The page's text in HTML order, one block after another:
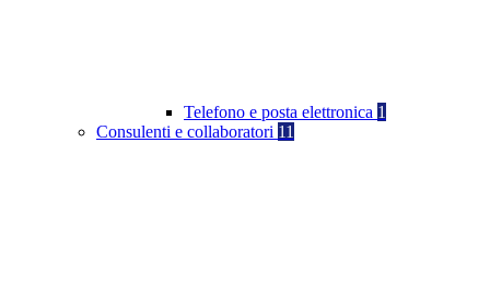
Telefono e posta elettronica 1
Consulenti e collaboratori 11